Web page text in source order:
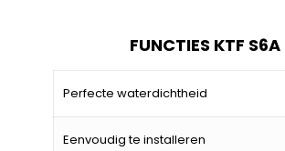
FUNCTIES KTF S6A
Perfecte waterdichtheid
Eenvoudig te installeren